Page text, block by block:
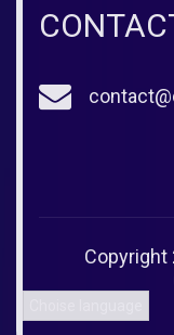
Copyright